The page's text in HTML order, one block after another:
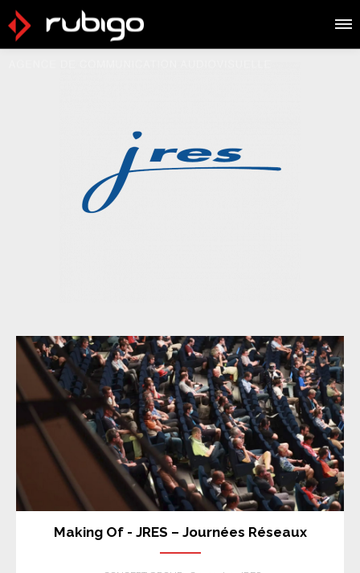
Making Of - JRES – Journées Réseaux